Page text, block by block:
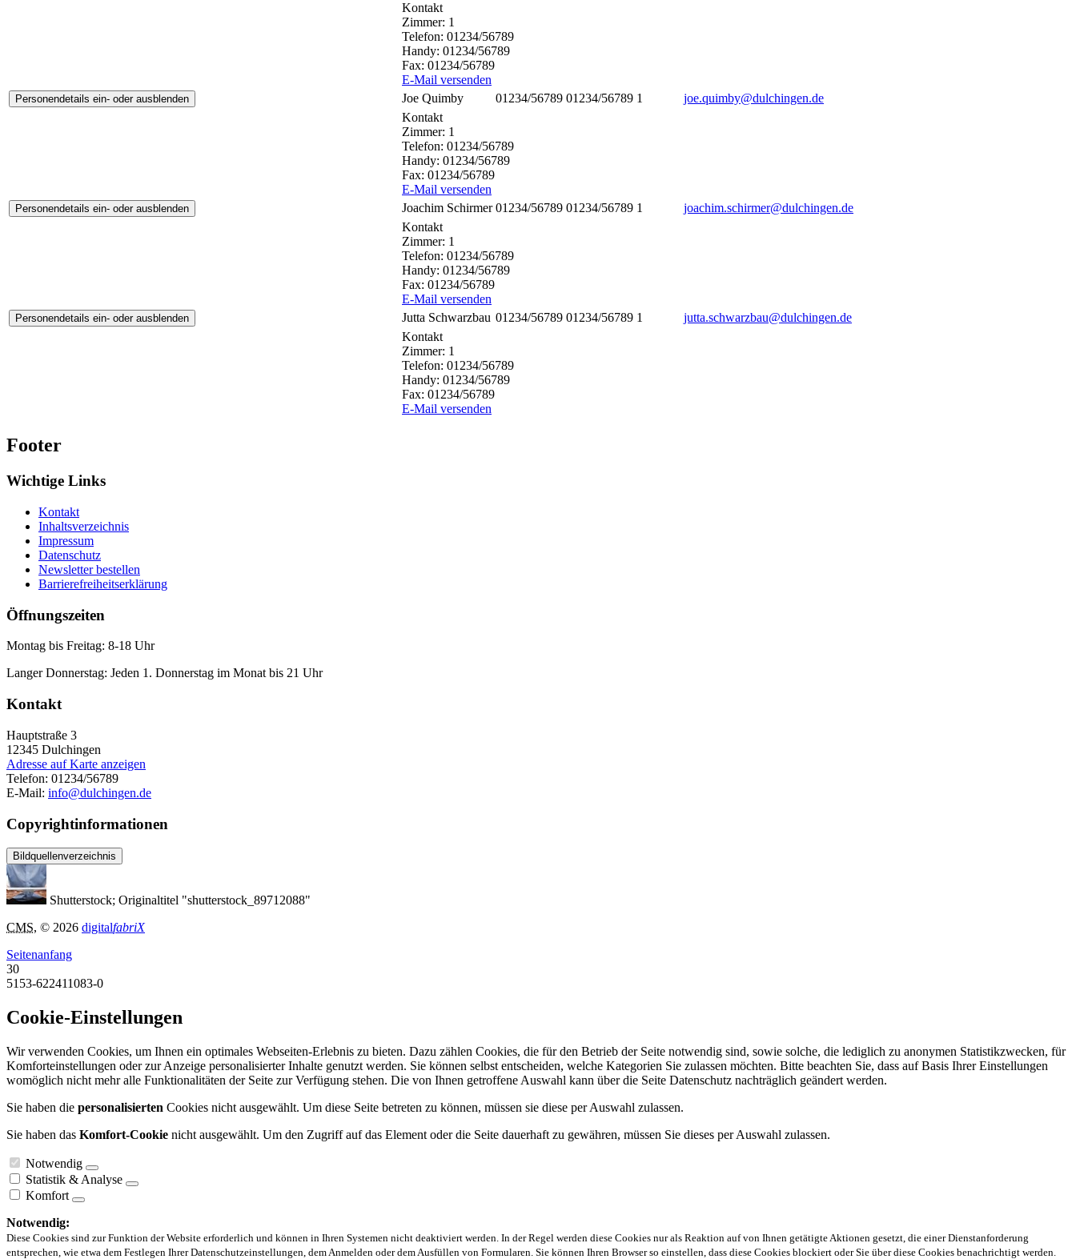
Kontakt
Zimmer: 1
Telefon: 01234/56789
Handy: 01234/56789
Fax: 01234/56789
E-Mail versenden
Personendetails ein- oder ausblenden Joe Quimby 01234/56789 01234/56789 1
joe.quimby@dulchingen.de
Kontakt
Zimmer: 1
Telefon: 01234/56789
Handy: 01234/56789
Fax: 01234/56789
E-Mail versenden
Personendetails ein- oder ausblenden Joachim Schirmer 01234/56789 01234/56789 1
joachim.schirmer@dulchingen.de
Kontakt
Zimmer: 1
Telefon: 01234/56789
Handy: 01234/56789
Fax: 01234/56789
E-Mail versenden
Personendetails ein- oder ausblenden Jutta Schwarzbau 01234/56789 01234/56789 1
jutta.schwarzbau@dulchingen.de
Kontakt
Zimmer: 1
Telefon: 01234/56789
Handy: 01234/56789
Fax: 01234/56789
E-Mail versenden
Footer
Wichtige Links
Kontakt
Inhaltsverzeichnis
Impressum
Datenschutz
Newsletter bestellen
Barrierefreiheitserklärung
Öffnungszeiten
Montag bis Freitag: 8-18 Uhr
Langer Donnerstag: Jeden 1. Donnerstag im Monat bis 21 Uhr
Kontakt
Hauptstraße 3
12345 Dulchingen
Adresse auf Karte anzeigen
Telefon: 01234/56789
E-Mail: info@dulchingen.de
Copyrightinformationen
Bildquellenverzeichnis
Shutterstock; Originaltitel "shutterstock_89712088"
CMS, © 2026 digitalfabriX
Seitenanfang
30
5153-622411083-0
Cookie-Einstellungen
Wir verwenden Cookies, um Ihnen ein optimales Webseiten-Erlebnis zu bieten. Dazu zählen Cookies, die für den Betrieb der Seite notwendig sind, sowie solche, die lediglich zu anonymen Statistikzwecken, für
Komforteinstellungen oder zur Anzeige personalisierter Inhalte genutzt werden. Sie können selbst entscheiden, welche Kategorien Sie zulassen möchten. Bitte beachten Sie, dass auf Basis Ihrer Einstellungen
womöglich nicht mehr alle Funktionalitäten der Seite zur Verfügung stehen. Die von Ihnen getroffene Auswahl kann über die Seite Datenschutz nachträglich geändert werden.
Sie haben die personalisierten Cookies nicht ausgewählt. Um diese Seite betreten zu können, müssen sie diese per Auswahl zulassen.
Sie haben das Komfort-Cookie nicht ausgewählt. Um den Zugriff auf das Element oder die Seite dauerhaft zu gewähren, müssen Sie dieses per Auswahl zulassen.
Notwendig
Statistik & Analyse
Komfort
Notwendig:
Diese Cookies sind zur Funktion der Website erforderlich und können in Ihren Systemen nicht deaktiviert werden. In der Regel werden diese Cookies nur als Reaktion auf von Ihnen getätigte Aktionen gesetzt, die einer Dienstanforderung
entsprechen, wie etwa dem Festlegen Ihrer Datenschutzeinstellungen, dem Anmelden oder dem Ausfüllen von Formularen. Sie können Ihren Browser so einstellen, dass diese Cookies blockiert oder Sie über diese Cookies benachrichtigt werden.